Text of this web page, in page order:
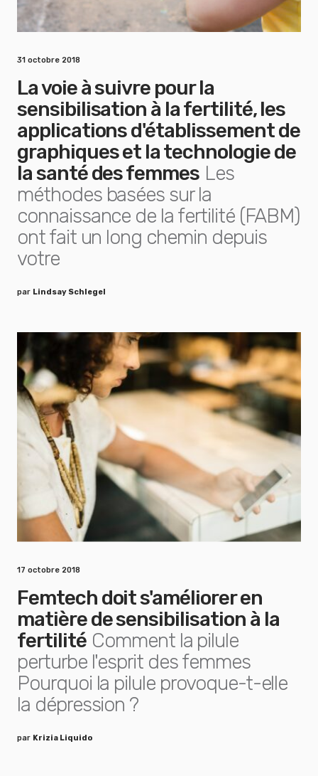
31 octobre 2018
La voie à suivre pour la
sensibilisation à la fertilité, les
applications d'établissement de
graphiques et la technologie de
la santé des femmes Les
méthodes basées sur la
connaissance de la fertilité (FABM)
ont fait un long chemin depuis
votre
par Lindsay Schlegel
17 octobre 2018
Femtech doit s'améliorer en
matière de sensibilisation à la
fertilité Comment la pilule
perturbe l'esprit des femmes
Pourquoi la pilule provoque-t-elle
la dépression ?
par Krizia Liquido